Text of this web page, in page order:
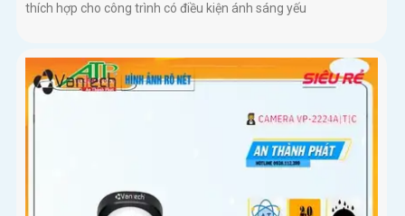
thích hợp cho công trình có điều kiện ánh sáng yếu